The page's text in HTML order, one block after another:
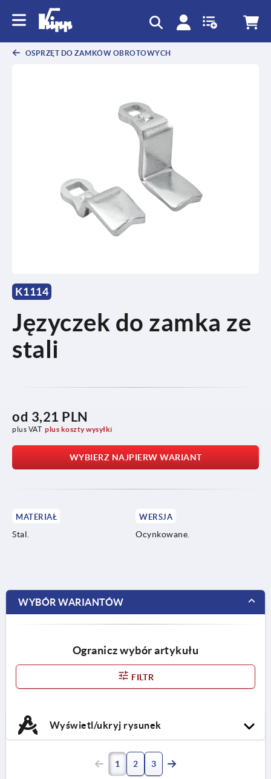
OSPRZĘT DO ZAMKÓW OBROTOWYCH
K1114
Języczek do zamka ze
stali
od 3,21 PLN
plus VAT plus koszty wysyłki
WYBIERZ NAJPIERW WARIANT
MATERIAŁ
Stal.
WERSJA
Ocynkowane.
WYBÓR WARIANTÓW
Ogranicz wybór artykułu
FILTR
Wyświetl/ukryj rysunek
1 2 3